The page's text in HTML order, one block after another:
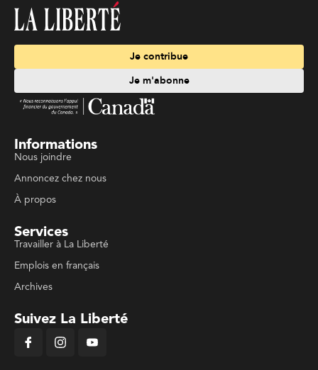
Je contribue
Je m'abonne
Informations
Nous joindre
Annoncez chez nous
À propos
Services
Travailler à La Liberté
Emplois en français
Archives
Suivez La Liberté